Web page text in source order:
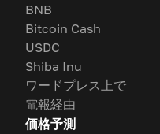
BNB
Bitcoin Cash
USDC
Shiba Inu
ワードプレス上で
電報経由
価格予測